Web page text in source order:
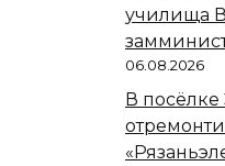
училища
06.08.2026
В посёлке